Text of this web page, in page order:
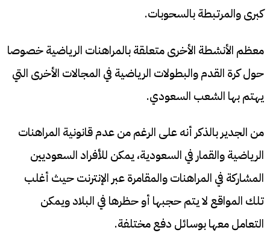
كبرى والمرتبطة بالسحوبات.
معظم الأنشطة الأخرى متعلقة بالمراهنات الرياضية خصوصا
حول كرة القدم والبطولات الرياضية في المجالات الأخرى التي
يهتم بها الشعب السعودي.
من الجدير بالذكر أنه على الرغم من عدم قانونية المراهنات
الرياضية والقمار في السعودية، يمكن للأفراد السعوديين
المشاركة في المراهنات والمقامرة عبر الإنترنت حيث أغلب
تلك المواقع لا يتم حجبها أو حظرها في البلاد ويمكن
التعامل معها بوسائل دفع مختلفة.